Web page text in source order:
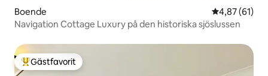
Boende 4,87 av 5 i
4,87 (61)
Navigation Cottage Luxury på den historiska sjöslussen
Populär gästfavorit
Gästfavorit